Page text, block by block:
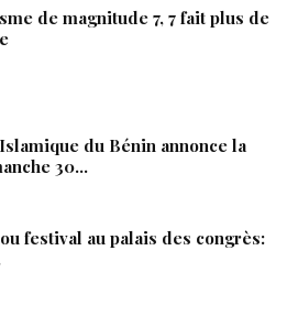
de magnitude 7, 7 fait plus de
Islamique du Bénin annonce la
30…
festival au palais des congrès: